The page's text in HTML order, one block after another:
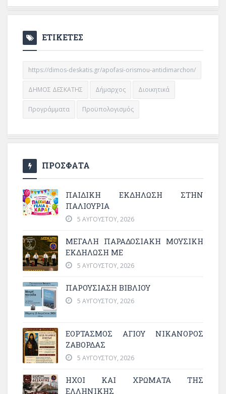
ΕΤΙΚΕΤΕΣ
https://dimos-deskatis.gr/apofasi-orismou-antidimarchon/
ΔΗΜΟΣ ΔΕΣΚΑΤΗΣ Δήμαρχος Διοικητικά
Προγράμματα Προϋπολογισμός
ΠΡΟΣΦΑΤΑ
ΠΑΙΔΙΚΗ ΕΚΔΗΛΩΣΗ ΣΤΗΝ
ΠΑΛΙΟΥΡΙΑ
5 ΑΥΓΟΎΣΤΟΥ, 2026
ΜΕΓΆΛΗ ΠΑΡΑΔΟΣΙΑΚΉ ΜΟΥΣΙΚΉ
ΕΚΔΉΛΩΣΗ ΜΕ
5 ΑΥΓΟΎΣΤΟΥ, 2026
ΠΑΡΟΥΣΙΑΣΗ ΒΙΒΛΙΟΥ
5 ΑΥΓΟΎΣΤΟΥ, 2026
ΕΟΡΤΑΣΜΟΣ ΑΓΙΟΥ ΝΙΚΑΝΟΡΟΣ
ΖΑΒΟΡΔΑΣ
5 ΑΥΓΟΎΣΤΟΥ, 2026
ΗΧΟΙ ΚΑΙ ΧΡΩΜΑΤΑ ΤΗΣ
ΕΛΛΗΝΙΚΗΣ